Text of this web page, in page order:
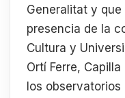
Generalitat y
presencia de la
Cultura y
Ortí Ferre,
los